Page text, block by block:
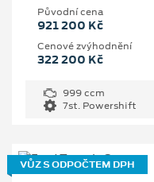
Původní cena
921 200 Kč
Cenové zvýhodnění
322 200 Kč
999 ccm
7st. Powershift
VŮZ S ODPOČTEM DPH